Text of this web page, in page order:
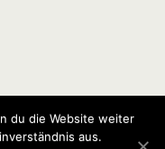
du die Website weiter
aus.